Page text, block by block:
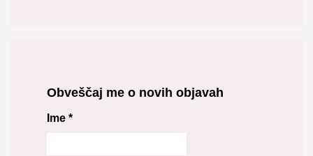
Obveščaj me o novih objavah
Ime *